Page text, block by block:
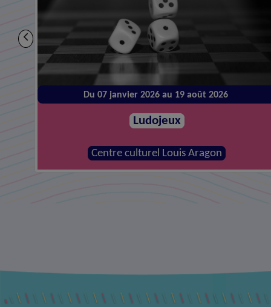
Du 14 janvier 2026 au 26 août 2026
Atelier de réparations
MJC - Centre social la Canopée